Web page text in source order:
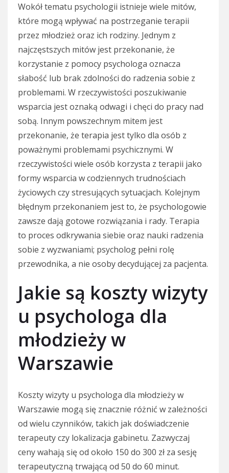
Wokół tematu psychologii istnieje wiele mitów,
które mogą wpływać na postrzeganie terapii
przez młodzież oraz ich rodziny. Jednym z
najczęstszych mitów jest przekonanie, że
korzystanie z pomocy psychologa oznacza
słabość lub brak zdolności do radzenia sobie z
problemami. W rzeczywistości poszukiwanie
wsparcia jest oznaką odwagi i chęci do pracy nad
sobą. Innym powszechnym mitem jest
przekonanie, że terapia jest tylko dla osób z
poważnymi problemami psychicznymi. W
rzeczywistości wiele osób korzysta z terapii jako
formy wsparcia w codziennych trudnościach
życiowych czy stresujących sytuacjach. Kolejnym
błędnym przekonaniem jest to, że psychologowie
zawsze dają gotowe rozwiązania i rady. Terapia
to proces odkrywania siebie oraz nauki radzenia
sobie z wyzwaniami; psycholog pełni rolę
przewodnika, a nie osoby decydującej za pacjenta.
Jakie są koszty wizyty
u psychologa dla
młodzieży w
Warszawie
Koszty wizyty u psychologa dla młodzieży w
Warszawie mogą się znacznie różnić w zależności
od wielu czynników, takich jak doświadczenie
terapeuty czy lokalizacja gabinetu. Zazwyczaj
ceny wahają się od około 150 do 300 zł za sesję
terapeutyczną trwającą od 50 do 60 minut.